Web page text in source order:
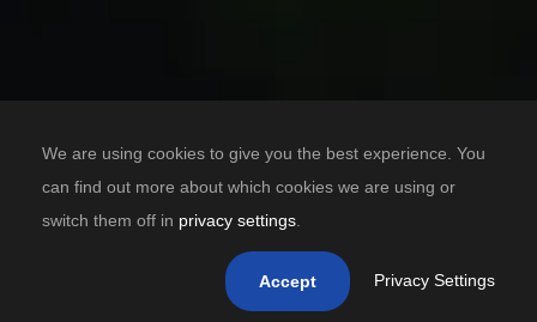
Copyright 2021 Casa Grande Bénin, tous droits réservés.
We are using cookies to give you the best experience. You
can find out more about which cookies we are using or
switch them off in privacy settings
Accept Privacy Settings